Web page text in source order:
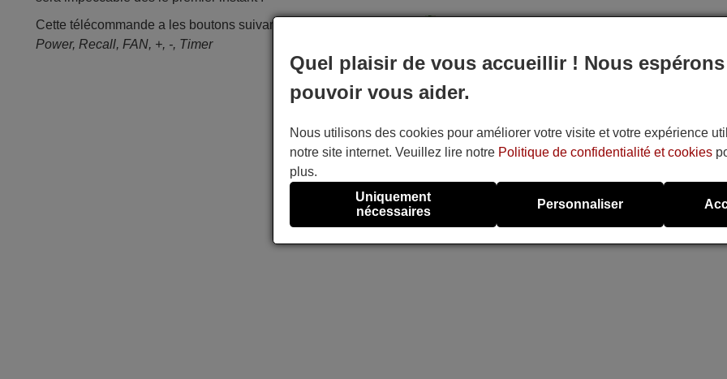
Cette télécommande a les boutons suivants :
Power, Recall, FAN, +, -, Timer
la grande majorité de télécommandes.
Quel plaisir de vous accueillir ! Nous espérons
pouvoir vous aider.
Nous utilisons des cookies pour améliorer votre visite et votre expérience
notre site internet. Veuillez lire notre Politique de confidentialité et cookies
plus.
Uniquement
nécessaires
Personnaliser